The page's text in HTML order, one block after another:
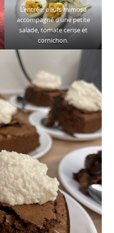
L’entrée: oeufs mimosa
accompagné d’une petite
salade, tomate cerise et
cornichon.